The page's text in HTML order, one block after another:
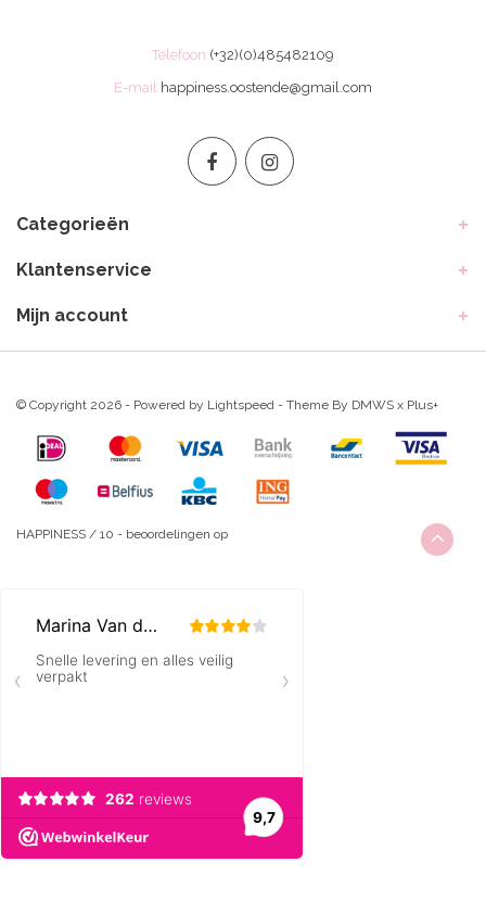
Telefoon (+32)(0)485482109
E-mail happiness.oostende@gmail.com
Categorieën
Klantenservice
Mijn account
© Copyright 2026 - Powered by Lightspeed - Theme By DMWS x Plus+
HAPPINESS / 10 - beoordelingen op